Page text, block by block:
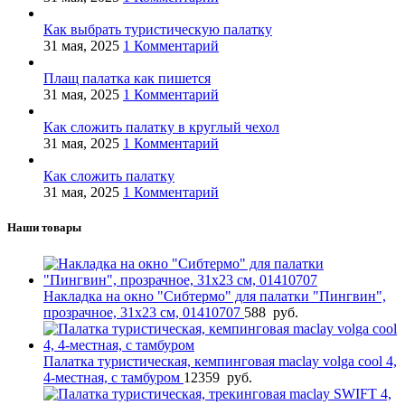
Как выбрать туристическую палатку
31 мая, 2025 1 Комментарий
Плащ палатка как пишется
31 мая, 2025 1 Комментарий
Как сложить палатку в круглый чехол
31 мая, 2025 1 Комментарий
Как сложить палатку
31 мая, 2025 1 Комментарий
Наши товары
Накладка на окно "Сибтермо" для палатки "Пингвин",
прозрачное, 31х23 см, 01410707 588 руб.
Палатка туристическая, кемпинговая maclay volga cool 4,
4-местная, с тамбуром 12359 руб.